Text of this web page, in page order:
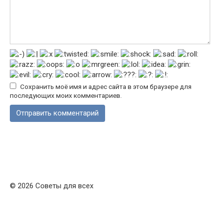
Сохранить моё имя и адрес сайта в этом браузере для
последующих моих комментариев.
© 2026 Советы для всех